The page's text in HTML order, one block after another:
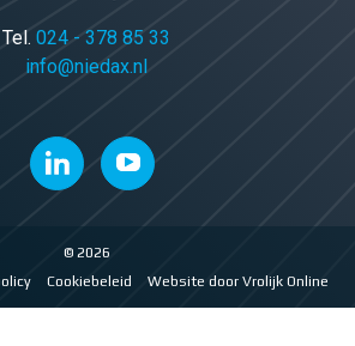
Tel. 024 - 378 85 33
info@niedax.nl
© 2026
Cookiebeleid Website door Vrolijk Online